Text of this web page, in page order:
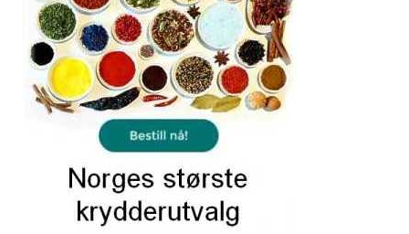
Sar (bønneurt)
Selleriblader
Smaken av skog
Tapaskrydder
Tomatflak
Om oss